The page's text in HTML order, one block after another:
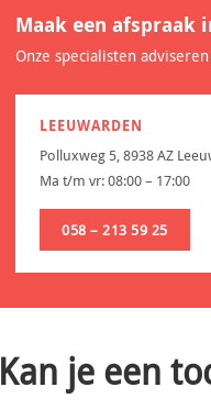
Maak een afspraak
Onze specialisten
LEEUWARDEN
Polluxweg 5, 8938 AZ
Ma t/m vr: 08:00 – 17:00
058 – 213 59 25
Kan je een